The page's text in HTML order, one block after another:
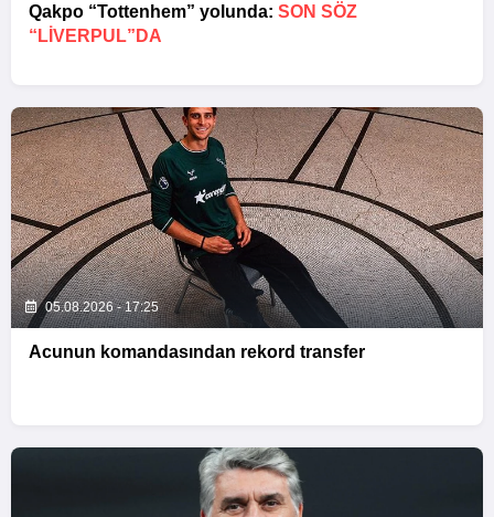
Qakpo “Tottenhem” yolunda: SON SÖZ
“LIVERPUL”DA
05.08.2026 - 17:25
Acunun komandasından rekord transfer